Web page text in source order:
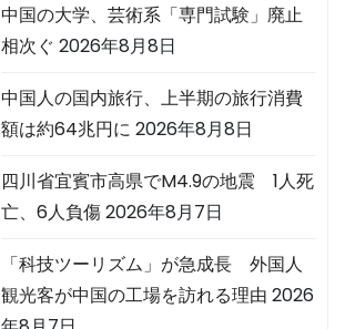
中国の大学、芸術系「専門試験」廃止
相次ぐ 2026年8月8日
中国人の国内旅行、上半期の旅行消費
額は約64兆円に 2026年8月8日
四川省宜賓市高県でM4.9の地震 1人死
亡、6人負傷2026年8月7日
「科技ツーリズム」が急成長 外国人
観光客が中国の工場を訪れる理由 2026